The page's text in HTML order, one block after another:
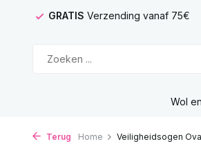
GRATIS Verzending vanaf 75€
Wol
Terug Home Veiligheidsogen